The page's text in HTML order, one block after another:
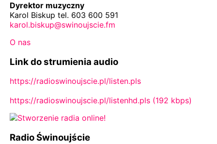
Dyrektor muzyczny
Karol Biskup tel. 603 600 591
karol.biskup@swinoujscie.fm
O nas
Link do strumienia audio
https://radioswinoujscie.pl/listen.pls
https://radioswinoujscie.pl/listenhd.pls (192 kbps)
Radio Świnoujście